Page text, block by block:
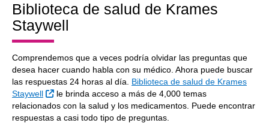
Biblioteca de salud de Krames
Staywell
Comprendemos que a veces podría olvidar las preguntas que
desea hacer cuando habla con su médico. Ahora puede buscar
las respuestas 24 horas al día. Biblioteca de salud de Krames
Staywell
Sitio Externo
le brinda acceso a más de 4,000 temas
relacionados con la salud y los medicamentos. Puede encontrar
respuestas a casi todo tipo de preguntas.